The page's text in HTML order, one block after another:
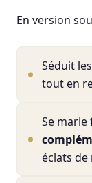
En version
Séduit les
tout en
Se marie
éclats de